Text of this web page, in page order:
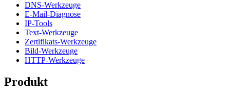
DNS-Werkzeuge
E-Mail-Diagnose
IP-Tools
Text-Werkzeuge
Zertifikats-Werkzeuge
Bild-Werkzeuge
HTTP-Werkzeuge
Produkt